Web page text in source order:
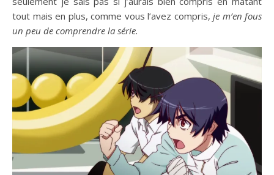
tout mais en plus, comme vous l’avez compris, je m’en fous
un peu de comprendre la série.